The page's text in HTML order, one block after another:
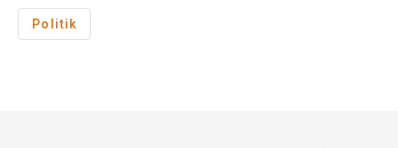
Politik